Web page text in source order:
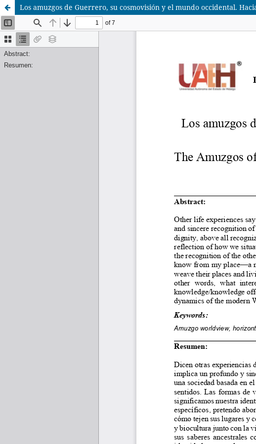
Los amuzgos de Guerrero, su cosmovisión y el mundo occidental.